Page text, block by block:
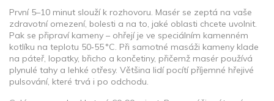
První 5–10 minut slouží k rozhovoru. Masér se zeptá na vaše
zdravotní omezení, bolesti a na to, jaké oblasti chcete uvolnit.
Pak se připraví kameny – ohřejí je ve speciálním kamenném
kotlíku na teplotu 50‑55 °C. Při samotné masáži kameny klade
na páteř, lopatky, břicho a končetiny, přičemž masér používá
plynulé tahy a lehké otřesy. Většina lidí pocítí příjemné hřejivé
pulsování, které trvá i po odchodu.